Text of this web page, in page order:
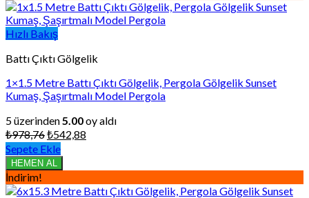
Hızlı Bakış
Battı Çıktı Gölgelik
1×1.5 Metre Battı Çıktı Gölgelik, Pergola Gölgelik Sunset
Kumaş, Şaşırtmalı Model Pergola
5 üzerinden 5.00oy aldı
₺978,76Orijinal
fiyat:
₺978,76.
₺542,88
₺542,88.
Sepete Ekle
HEMEN AL
İndirim!